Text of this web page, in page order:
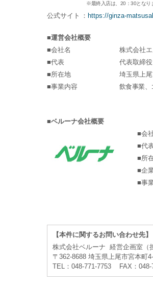
※最終入店は、20：30となり
公式サイト ： https://ginza-
■運営会社概要
■会社名
株式会社
■代表
代表取締
■所在地
埼玉県上
■事業内容
飲食事業
■ベルーナ会社概要
■会
■代
■所
■企
■事
【本件に関するお問い合わせ先】
株式会社ベルーナ 経営企画室（
〒362-8688 埼玉県上尾市宮本町
TEL：048-771-7753 FAX：